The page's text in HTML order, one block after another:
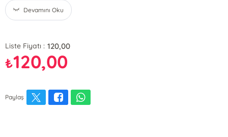
Devamını Oku
Liste Fiyatı : 120,00
₺120,00
Paylaş